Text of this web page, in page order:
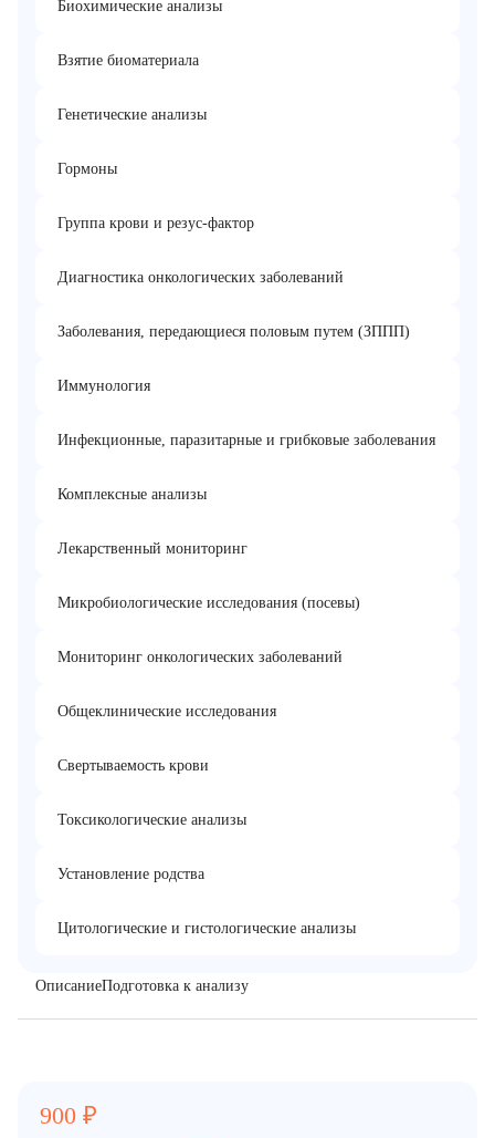
Биохимические анализы
Взятие биоматериала
Генетические анализы
Гормоны
Группа крови и резус-фактор
Диагностика онкологических заболеваний
Заболевания, передающиеся половым путем (ЗППП)
Иммунология
Инфекционные, паразитарные и грибковые заболевания
Комплексные анализы
Лекарственный мониторинг
Микробиологические исследования (посевы)
Мониторинг онкологических заболеваний
Общеклинические исследования
Свертываемость крови
Токсикологические анализы
Установление родства
Цитологические и гистологические анализы
ОписаниеПодготовка к анализу
900 ₽